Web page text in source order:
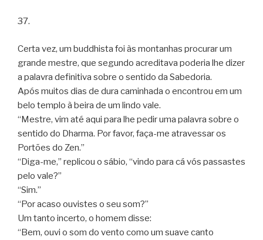
37.
Certa vez, um buddhista foi às montanhas procurar um
grande mestre, que segundo acreditava poderia lhe dizer
a palavra definitiva sobre o sentido da Sabedoria.
Após muitos dias de dura caminhada o encontrou em um
belo templo à beira de um lindo vale.
“Mestre, vim até aqui para lhe pedir uma palavra sobre o
sentido do Dharma. Por favor, faça-me atravessar os
Portões do Zen.”
“Diga-me,” replicou o sábio, “vindo para cá vós passastes
pelo vale?”
“Sim.”
“Por acaso ouvistes o seu som?”
Um tanto incerto, o homem disse:
“Bem, ouvi o som do vento como um suave canto